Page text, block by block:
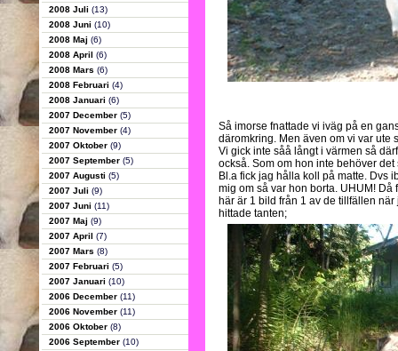
2008 Juli (13)
2008 Juni (10)
2008 Maj (6)
2008 April (6)
2008 Mars (6)
2008 Februari (4)
2008 Januari (6)
2007 December (5)
2007 November (4)
2007 Oktober (9)
2007 September (5)
2007 Augusti (5)
2007 Juli (9)
2007 Juni (11)
2007 Maj (9)
2007 April (7)
2007 Mars (8)
2007 Februari (5)
2007 Januari (10)
2006 December (11)
2006 November (11)
2006 Oktober (8)
2006 September (10)
Så imorse fnattade vi iväg på en
däromkring. Men även om vi var ute
Vi gick inte såå långt i värmen så
också. Som om hon inte behöver
Bl.a fick jag hålla koll på matte. Dvs
mig om så var hon borta. UHUM!
här är 1 bild från 1 av de tillfällen
hittade tanten;